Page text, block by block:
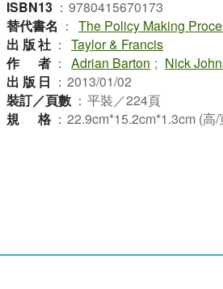
ISBN13 ： 9780415670173
替代書名 ： The Policy Making
出版社 ： Taylor & Francis
作者 ： Adrian Barton ; Nick
出版日 ： 2013/01/02
裝訂／頁數 ： 平裝／224頁
規格 ： 22.9cm*15.2cm*1.3cm (高/